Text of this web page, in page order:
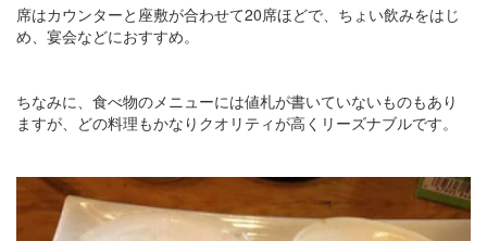
席はカウンターと座敷が合わせて20席ほどで、ちょい飲みをはじ
め、宴会などにおすすめ。
ちなみに、食べ物のメニューには値札が書いていないものもあり
ますが、どの料理もかなりクオリティが高くリーズナブルです。